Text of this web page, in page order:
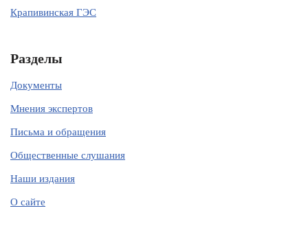
Крапивинская ГЭС
Разделы
Документы
Мнения экспертов
Письма и обращения
Общественные слушания
Наши издания
О сайте